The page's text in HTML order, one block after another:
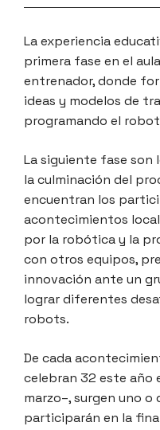
La experiencia
primera fase en el
entrenador, donde
ideas y modelos de
programando el
La siguiente fase son
la culminación del
encuentran los
acontecimientos
por la robótica y la
con otros equipos,
innovación ante un
lograr diferentes
robots.
De cada
celebran 32 este año
marzo–, surgen uno o
participarán en la